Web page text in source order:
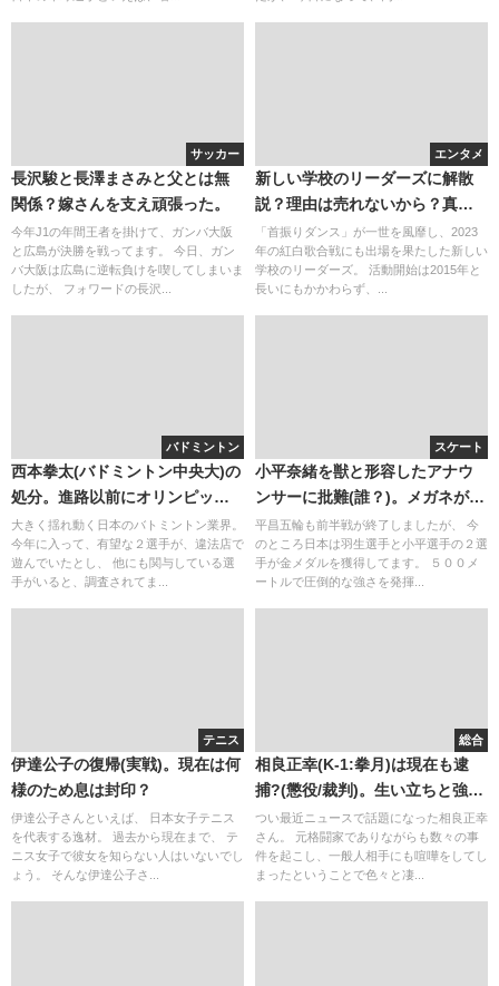
サッカー
長沢駿と長澤まさみと父とは無
関係？嫁さんを支え頑張った。
今年J1の年間王者を掛けて、ガンバ大阪
と広島が決勝を戦ってます。 今日、ガン
バ大阪は広島に逆転負けを喫してしまいま
したが、 フォワードの長沢...
エンタメ
新しい学校のリーダーズに解散
説？理由は売れないから？真相
を調査！
「首振りダンス」が一世を風靡し、2023
年の紅白歌合戦にも出場を果たした新しい
学校のリーダーズ。 活動開始は2015年と
長いにもかかわらず、...
バドミントン
西本拳太(バドミントン中央大)の
処分。進路以前にオリンピック
候補消滅？田児・桃田との関係
性。出身校中学と高校
大きく揺れ動く日本のバトミントン業界。
今年に入って、有望な２選手が、違法店で
遊んでいたとし、 他にも関与している選
手がいると、調査されてま...
スケート
小平奈緒を獣と形容したアナウ
ンサーに批難(誰？)。メガネが可
愛い
平昌五輪も前半戦が終了しましたが、 今
のところ日本は羽生選手と小平選手の２選
手が金メダルを獲得してます。 ５００メ
ートルで圧倒的な強さを発揮...
テニス
伊達公子の復帰(実戦)。現在は何
様のため息は封印？
伊達公子さんといえば、 日本女子テニス
を代表する逸材。 過去から現在まで、 テ
ニス女子で彼女を知らない人はいないでし
ょう。 そんな伊達公子さ...
総合
相良正幸(K-1:拳月)は現在も逮
捕?(懲役/裁判)。生い立ちと強さ
(朝倉未来比較)画像
つい最近ニュースで話題になった相良正幸
さん。 元格闘家でありながらも数々の事
件を起こし、一般人相手にも喧嘩をしてし
まったということで色々と凄...